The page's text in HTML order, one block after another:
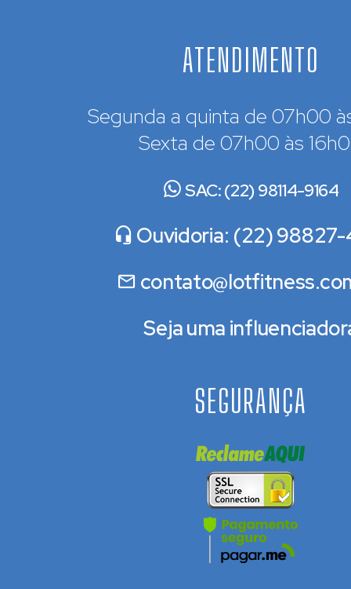
ATENDIMENTO
Segunda a quinta de 07h00
Sexta de 07h00 às
SAC: (22) 98114-9164
Ouvidoria: (22) 98827-
Seja uma
SEGURANÇA